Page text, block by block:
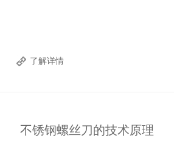
了解详情
不锈钢螺丝刀的技术原理